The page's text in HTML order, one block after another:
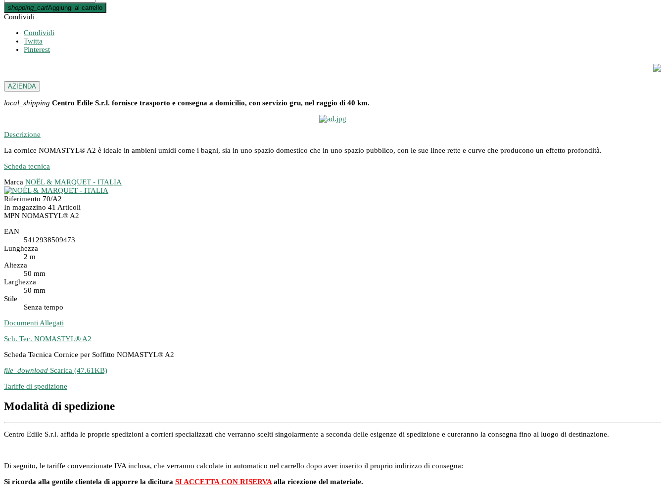
shopping_cartAggiungi al carrello
Condividi
Condividi
Twitta
Pinterest
AZIENDA
local_shipping Centro Edile S.r.l. fornisce trasporto e consegna a domicilio, con servizio gru, nel raggio di 40 km.
Descrizione
La cornice NOMASTYL® A2 è ideale in ambieni umidi come i bagni, sia in uno spazio domestico che in uno spazio pubblico, con le sue linee rette e curve che producono un effetto profondità.
Scheda tecnica
Marca NOËL & MARQUET - ITALIA
Riferimento 70/A2
In magazzino 41 Articoli
MPN NOMASTYL® A2
EAN
5412938509473
Lunghezza
2 m
Altezza
50 mm
Larghezza
50 mm
Stile
Senza tempo
Documenti Allegati
Sch. Tec. NOMASTYL® A2
Scheda Tecnica Cornice per Soffitto NOMASTYL® A2
file_download Scarica (47.61KB)
Tariffe di spedizione
Modalità di spedizione
Centro Edile S.r.l. affida le proprie spedizioni a corrieri specializzati che verranno scelti singolarmente a seconda delle esigenze di spedizione e cureranno la consegna fino al luogo di destinazione.
Di seguito, le tariffe convenzionate IVA inclusa, che verranno calcolate in automatico nel carrello dopo aver inserito il proprio indirizzo di consegna:
Si ricorda alla gentile clientela di apporre la dicitura SI ACCETTA CON RISERVA alla ricezione del materiale.